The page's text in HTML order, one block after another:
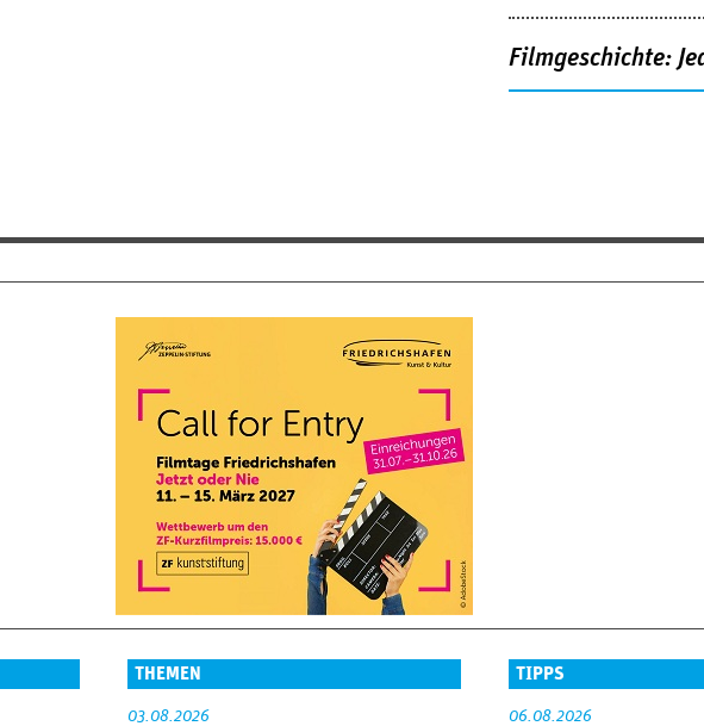
Filmgeschichte:
THEMEN
03.08.2026
TIPPS
06.08.2026